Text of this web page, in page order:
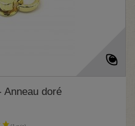
Anneau doré